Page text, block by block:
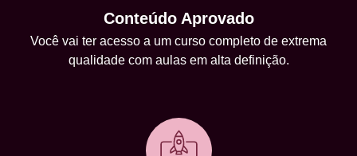
Conteúdo Aprovado
Você vai ter acesso a um curso completo de extrema
qualidade com aulas em alta definição.